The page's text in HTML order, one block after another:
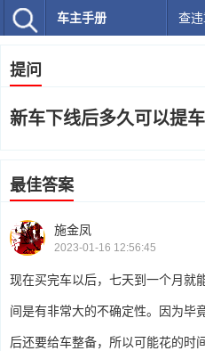
车主手册 查
提问
新车下线后多久可以提车
最佳答案
施金凤
2023-01-16 12:56:45
现在买完车以后，七天到一个月就
间是有非常大的不确定性。因为毕
后还要给车整备，所以可能花的时